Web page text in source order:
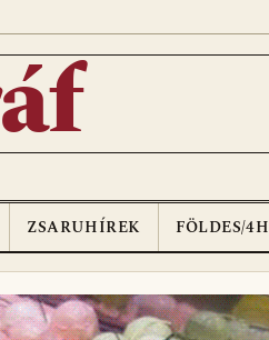
ZSARUHÍREK FÖLDES/4H